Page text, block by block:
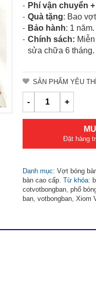
Phí vận chuyển
Quà tặng: Bao
Bảo hành: 1 năm.
Chính sách:
sửa chữa 6 tháng.
SẢN PHẨM YÊU
- +
Đặt hàng
Danh mục: Vợt bóng
bàn cao cấp Từ khóa:
cotvotbongban phố
ban votbongban Xiom